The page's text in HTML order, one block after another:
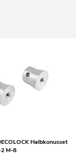
Halbkonusset
M-8